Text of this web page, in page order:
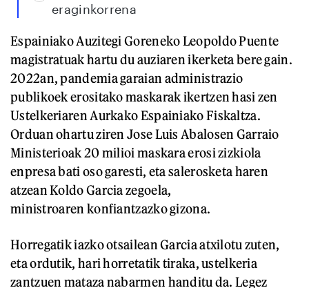
eraginkorrena
Espainiako Auzitegi Goreneko Leopoldo Puente
magistratuak hartu du auziaren ikerketa bere gain.
2022an, pandemia garaian administrazio
publikoek erositako maskarak ikertzen hasi zen
Ustelkeriaren Aurkako Espainiako Fiskaltza.
Orduan ohartu ziren Jose Luis Abalosen Garraio
Ministerioak 20 milioi maskara erosi zizkiola
enpresa bati oso garesti, eta salerosketa haren
atzean Koldo Garcia zegoela,
ministroaren konfiantzazko gizona.
Horregatik iazko otsailean Garcia atxilotu zuten,
eta ordutik, hari horretatik tiraka, ustelkeria
zantzuen mataza nabarmen handitu da. Legez